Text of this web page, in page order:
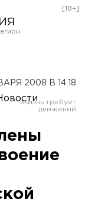
[18+]
2008 В 14:18